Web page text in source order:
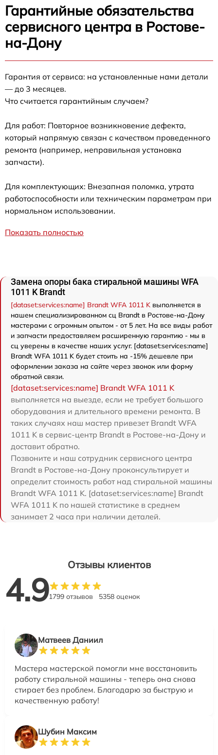
Гарантийные обязательства
сервисного центра в Ростове-
на-Дону
Гарантия от сервиса: на установленные нами детали
— до 3 месяцев.
Что считается гарантийным случаем?
Для работ: Повторное возникновение дефекта,
который напрямую связан с качеством проведенного
ремонта (например, неправильная установка
запчасти).
Для комплектующих: Внезапная поломка, утрата
работоспособности или техническим параметрам при
нормальном использовании.
Показать полностью
Замена опоры бака стиральной машины WFA
1011 K Brandt
[dataset:services:name] Brandt WFA 1011 K выполняется в
нашем специализированном сц Brandt в Ростове-на-Дону
мастерами с огромным опытом - от 5 лет. На все виды работ
и запчасти предоставляем расширенную гарантию - мы в
сц уверены в качестве наших услуг. [dataset:services:name]
Brandt WFA 1011 K будет стоить на -15% дешевле при
оформлении заказа на сайте через звонок или форму
обратной связи.
[dataset:services:name] Brandt WFA 1011 K
выполняется на выезде, если не требует большого
оборудования и длительного времени ремонта. В
таких случаях наш мастер привезет Brandt WFA
1011 K в сервис-центр Brandt в Ростове-на-Дону и
доставит обратно.
Позвоните и наш сотрудник сервисного центра
Brandt в Ростове-на-Дону проконсультирует и
определит стоимость работ над стиральной машины
Brandt WFA 1011 K. [dataset:services:name] Brandt
WFA 1011 K по нашей статистике в среднем
занимает 2 часа при наличии деталей.
Отзывы клиентов
4.91799 отзывов 5358 оценок
Матвеев Даниил
Мастера мастерской помогли мне восстановить
работу стиральной машины - теперь она снова
стирает без проблем. Благодарю за быструю и
качественную работу!
Шубин Максим